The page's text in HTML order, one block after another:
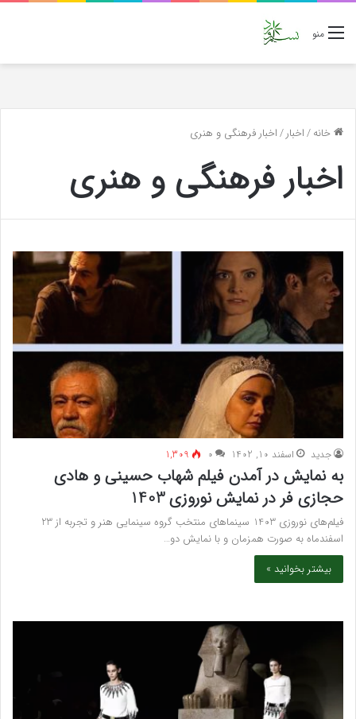
منو
خانه/اخبار/اخبار فرهنگی و هنری
اخبار فرهنگی و هنری
جدید اسفند 10, 1402 ۰ 1,309
به نمایش در آمدن فیلم شهاب حسینی و هادی
حجازی فر در نمایش نوروزی 1403
فیلم‌های نوروزی 1403 سینماهای منتخب گروه سینمایی هنر و تجربه از 23
اسفندماه به صورت همزمان و با نمایش دو…
بیشتر بخوانید »